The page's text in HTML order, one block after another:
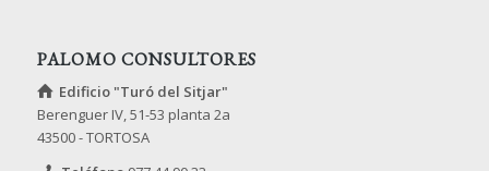
PALOMO CONSULTORES
Edificio "Turó del Sitjar"
Berenguer IV, 51-53 planta 2a
43500 - TORTOSA